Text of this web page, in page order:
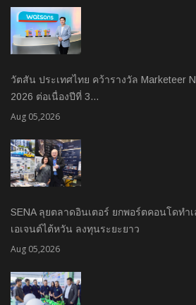
วัตสัน ประเทศไทย คว้ารางวัล Marketeer
2026 ต่อเนื่องปีที่ 3…
Aug 05,2026
SENA ลุยตลาดอินเตอร์ ยกพอร์ตคอนโดทำ
เอเจนต์ไต้หวัน ลงทุนระยะยาว
Aug 05,2026